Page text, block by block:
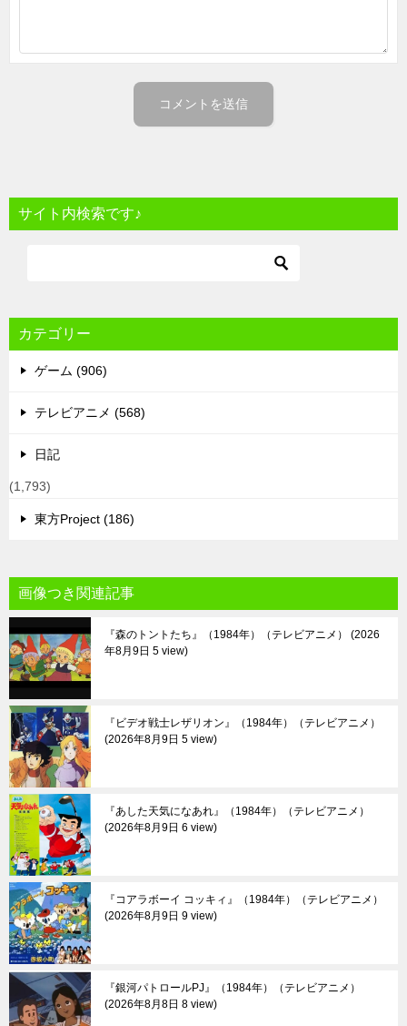
サイト内検索です♪
カテゴリー
ゲーム (906)
テレビアニメ (568)
日記
(1,793)
東方Project (186)
画像つき関連記事
『森のトントたち』（1984年）（テレビアニメ）
2026
年8月9日 5 view
『ビデオ戦士レザリオン』（1984年）（テレビアニメ）
2026年8月9日 5 view
『あした天気になあれ』（1984年）（テレビアニメ）
2026年8月9日 6 view
『コアラボーイ コッキィ』（1984年）（テレビアニメ）
2026年8月9日 9 view
『銀河パトロールPJ』（1984年）（テレビアニメ）
2026年8月8日 8 view